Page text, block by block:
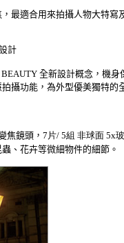
最適合用來拍攝人物大特寫
計
全新設計概念，機
攝功能，為外型優美獨特
焦鏡頭， 7片/ 5組 非球面 5x
、花卉等微細物件的細節。